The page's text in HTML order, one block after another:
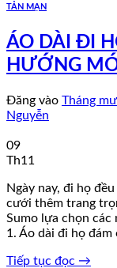
TẢN MẠN
ÁO DÀI ĐI
HƯỚNG
Đăng vào Tháng
Nguyễn
09
Th11
Ngày nay, đi họ
cưới thêm trang
Sumo lựa chọn các
1. Áo dài đi họ
Tiếp tục đọc →